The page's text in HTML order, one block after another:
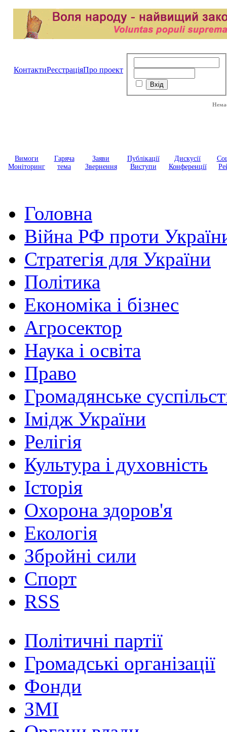
КонтактиРеєстраціяПро проект
Немає таких
Вимоги
Моніторинг
Гаряча
тема
Заяви
Звернення
Публікації
Виступи
Дискусії
Конференції
Головна
Війна РФ проти
Стратегія для України
Політика
Економіка і бізнес
Агросектор
Наука і освіта
Право
Громадянське
Імідж України
Релігія
Культура і духовність
Історія
Охорона здоров'я
Екологія
Збройні сили
Спорт
RSS
Політичні партії
Громадські організації
Фонди
ЗМІ